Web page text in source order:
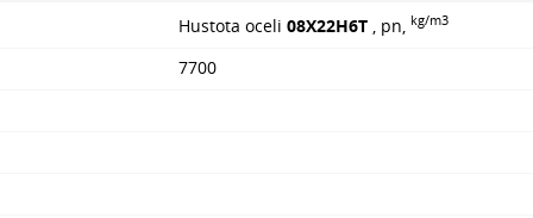
Hustota oceli 08X22H6T , pn, kg/m3
7700